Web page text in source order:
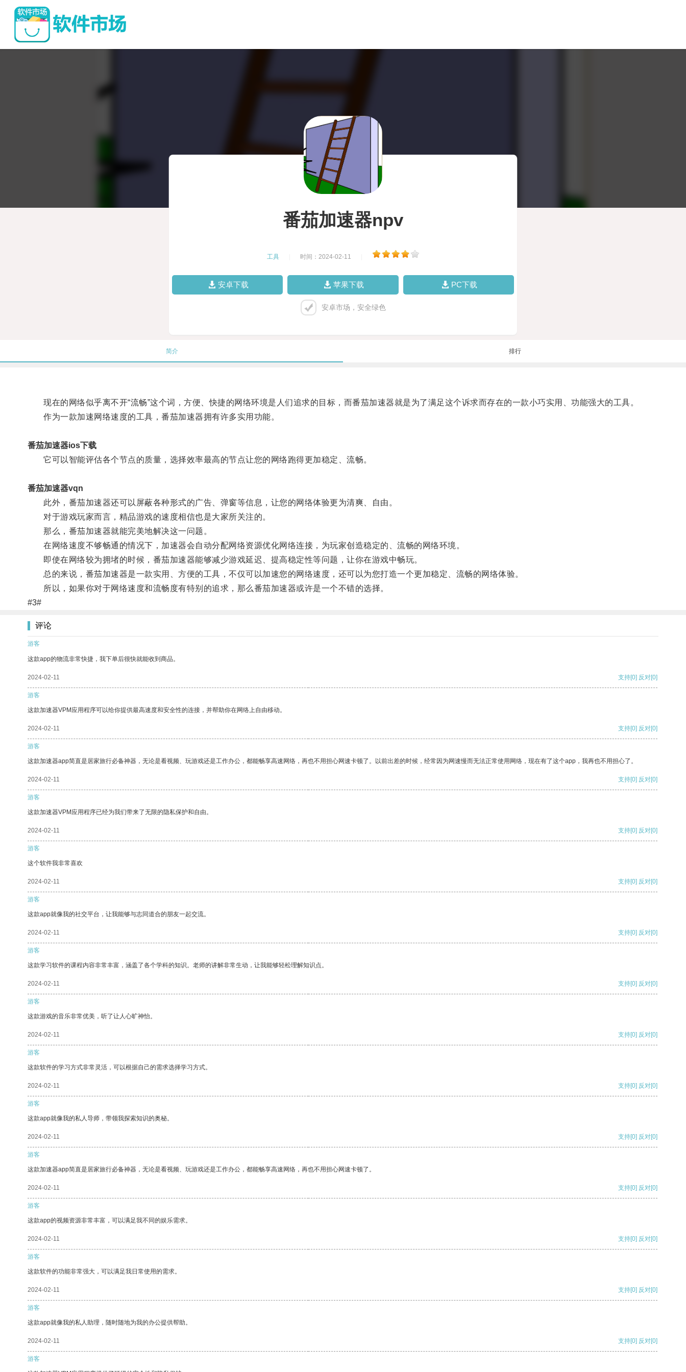
番茄加速器npv
工具 时间：2024-02-11
安卓下载 苹果下载 PC下载
安卓市场，安全绿色
简介 排行
现在的网络似乎离不开“流畅”这个词，方便、快捷的网络环境是人们追求的目标，而番茄加速器就是为了满足这个诉求而存在的一款小巧实用、功能强大的工具。
作为一款加速网络速度的工具，番茄加速器拥有许多实用功能。
番茄加速器ios下载
它可以智能评估各个节点的质量，选择效率最高的节点让您的网络跑得更加稳定、流畅。
番茄加速器vqn
此外，番茄加速器还可以屏蔽各种形式的广告、弹窗等信息，让您的网络体验更为清爽、自由。
对于游戏玩家而言，精品游戏的速度相信也是大家所关注的。
那么，番茄加速器就能完美地解决这一问题。
在网络速度不够畅通的情况下，加速器会自动分配网络资源优化网络连接，为玩家创造稳定的、流畅的网络环境。
即使在网络较为拥堵的时候，番茄加速器能够减少游戏延迟、提高稳定性等问题，让你在游戏中畅玩。
总的来说，番茄加速器是一款实用、方便的工具，不仅可以加速您的网络速度，还可以为您打造一个更加稳定、流畅的网络体验。
所以，如果你对于网络速度和流畅度有特别的追求，那么番茄加速器或许是一个不错的选择。
#3#
评论
游客
这款app的物流非常快捷，我下单后很快就能收到商品。
2024-02-11 支持[0] 反对[0]
游客
这款加速器VPM应用程序可以给你提供最高速度和安全性的连接，并帮助你在网络上自由移动。
2024-02-11 支持[0] 反对[0]
游客
这款加速器app简直是居家旅行必备神器，无论是看视频、玩游戏还是工作办公，都能畅享高速网络，再也不用担心网速卡顿了。以前出差的时候，经常因为网速慢而无法正常使用网络，现在有了这个app，我再也不用担心了。
2024-02-11 支持[0] 反对[0]
游客
这款加速器VPM应用程序已经为我们带来了无限的隐私保护和自由。
2024-02-11 支持[0] 反对[0]
游客
这个软件我非常喜欢
2024-02-11 支持[0] 反对[0]
游客
这款app就像我的社交平台，让我能够与志同道合的朋友一起交流。
2024-02-11 支持[0] 反对[0]
游客
这款学习软件的课程内容非常丰富，涵盖了各个学科的知识。老师的讲解非常生动，让我能够轻松理解知识点。
2024-02-11 支持[0] 反对[0]
游客
这款游戏的音乐非常优美，听了让人心旷神怡。
2024-02-11 支持[0] 反对[0]
游客
这款软件的学习方式非常灵活，可以根据自己的需求选择学习方式。
2024-02-11 支持[0] 反对[0]
游客
这款app就像我的私人导师，带领我探索知识的奥秘。
2024-02-11 支持[0] 反对[0]
游客
这款加速器app简直是居家旅行必备神器，无论是看视频、玩游戏还是工作办公，都能畅享高速网络，再也不用担心网速卡顿了。
2024-02-11 支持[0] 反对[0]
游客
这款app的视频资源非常丰富，可以满足我不同的娱乐需求。
2024-02-11 支持[0] 反对[0]
游客
这款软件的功能非常强大，可以满足我日常使用的需求。
2024-02-11 支持[0] 反对[0]
游客
这款app就像我的私人助理，随时随地为我的办公提供帮助。
2024-02-11 支持[0] 反对[0]
游客